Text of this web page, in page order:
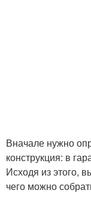
Вначале нужно
конструкция: в
Исходя из этого,
чего можно